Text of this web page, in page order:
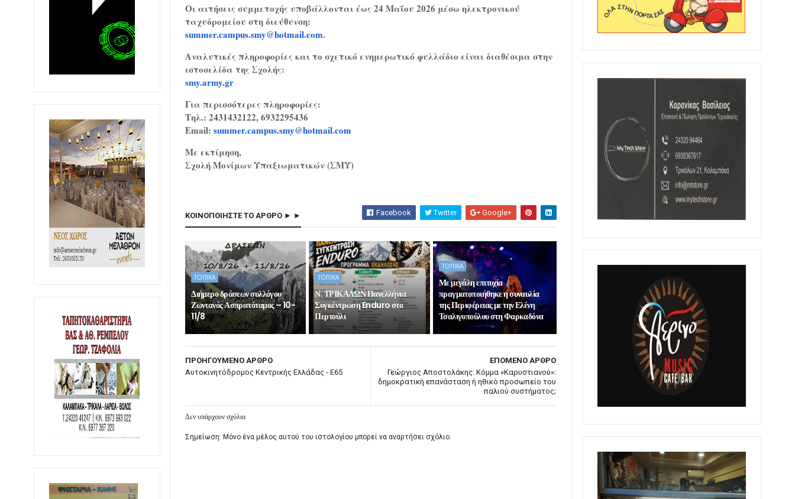
Οι αιτήσεις συμμετοχής υποβάλλονται έως 24 Μαΐου 2026 μέσω ηλεκτρονικού
ταχυδρομείου στη διεύθυνση:
summer.campus.smy@hotmail.com.
Αναλυτικές πληροφορίες και το σχετικό ενημερωτικό φυλλάδιο είναι διαθέσιμα στην
ιστοσελίδα της Σχολής:
smy.army.gr
Για περισσότερες πληροφορίες:
Τηλ.: 2431432122, 6932295436
Email:summer.campus.smy@hotmail.com
Με εκτίμηση,
Σχολή Μονίμων Υπαξιωματικών (ΣΜΥ)
ΚΟΙΝΟΠΟΙΗΣΤΕ ΤΟ ΑΡΘΡΟ ► ► Facebook Twitter Google+
ΤΟΠΙΚΑ
Διήμερο δράσεων συλλόγου
Ζωντανός Ασπροπόταμος – 10-
11/8
ΤΟΠΙΚΑ
Ν. ΤΡΙΚΑΛΩΝ Πανελλήνια
Συγκέντρωση Enduro στο
Περτούλι
ΤΟΠΙΚΑ
Με μεγάλη επιτυχία
πραγματοποιήθηκε η συναυλία
της Περιφέρειας με την Ελένη
Τσαλιγοπούλου στη Φαρκαδόνα
ΕΠΟΜΕΝΟ ΑΡΘΡΟ
Γεώργιος Αποστολάκης: Κόμμα «Καρυστιανού»:
δημοκρατική επανάσταση ή ηθικό προσωπείο του
παλιού συστήματος;
ΠΡΟΗΓΟΥΜΕΝΟ ΑΡΘΡΟ
Αυτοκινητόδρομος Κεντρικής Ελλάδας - Ε65
Δεν υπάρχουν σχόλια
Σημείωση: Μόνο ένα μέλος αυτού του ιστολογίου μπορεί να αναρτήσει σχόλιο.